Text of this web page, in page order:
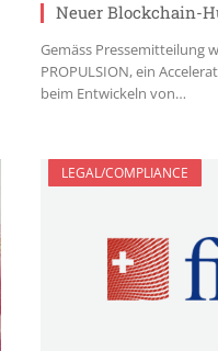
Neuer Blockchain-
Gemäss Pressemitteilung
PROPULSION, ein
beim Entwickeln von…
LEGAL/COMPLIANCE